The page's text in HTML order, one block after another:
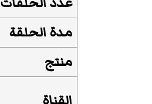
مدة الحلقة
منتج